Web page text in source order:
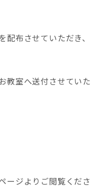
配布させていただき、
教室へ送付させていた
ージよりご閲覧くださ